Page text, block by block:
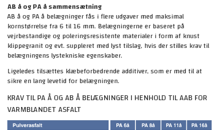
AB å og PA å sammensætning
AB å og PA å belægninger fås i flere udgaver med maksimal
kornstørrelse fra 6 til 16 mm. Belægningerne er baseret på
vejrbestandige og poleringsresistente materialer i form af knust
klippegranit og evt. suppleret med lyst tilslag, hvis der stilles krav til
belægningens lystekniske egenskaber.
Ligeledes tilsættes klæbeforbedrende additiver, som er med til at
sikre en lang levetid for belægningen.
KRAV TIL PA Å OG AB Å BELÆGNINGER I HENHOLD TIL AAB FOR
VARMBLANDET ASFALT